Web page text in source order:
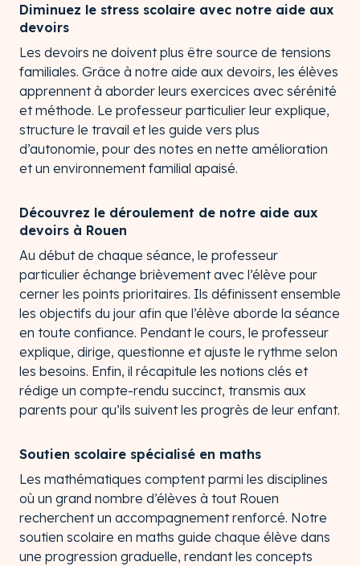
Diminuez le stress scolaire avec notre aide aux
devoirs
Les devoirs ne doivent plus être source de tensions
familiales. Grâce à notre aide aux devoirs, les élèves
apprennent à aborder leurs exercices avec sérénité
et méthode. Le professeur particulier leur explique,
structure le travail et les guide vers plus
d’autonomie, pour des notes en nette amélioration
et un environnement familial apaisé.
Découvrez le déroulement de notre aide aux
devoirs à Rouen
Au début de chaque séance, le professeur
particulier échange brièvement avec l’élève pour
cerner les points prioritaires. Ils définissent ensemble
les objectifs du jour afin que l’élève aborde la séance
en toute confiance. Pendant le cours, le professeur
explique, dirige, questionne et ajuste le rythme selon
les besoins. Enfin, il récapitule les notions clés et
rédige un compte-rendu succinct, transmis aux
parents pour qu’ils suivent les progrès de leur enfant.
Soutien scolaire spécialisé en maths
Les mathématiques comptent parmi les disciplines
où un grand nombre d’élèves à tout Rouen
recherchent un accompagnement renforcé. Notre
soutien scolaire en maths guide chaque élève dans
une progression graduelle, rendant les concepts